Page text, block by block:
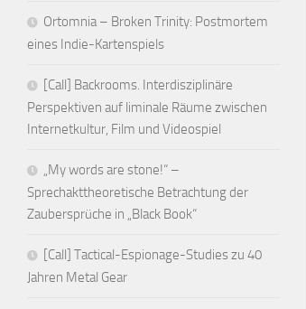
Ortomnia – Broken Trinity: Postmortem
eines Indie-Kartenspiels
[Call] Backrooms. Interdisziplinäre
Perspektiven auf liminale Räume zwischen
Internetkultur, Film und Videospiel
„My words are stone!“ –
Sprechakttheoretische Betrachtung der
Zaubersprüche in „Black Book“
[Call] Tactical-Espionage-Studies zu 40
Jahren Metal Gear